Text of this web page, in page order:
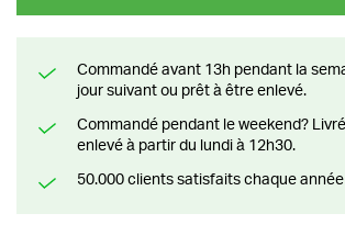
Commandé avant 13h pendant la semaine? Livré le
jour suivant ou prêt à être enlevé.
Commandé pendant le weekend? Livré ou prêt à être
enlevé à partir du lundi à 12h30.
50.000 clients satisfaits chaque année